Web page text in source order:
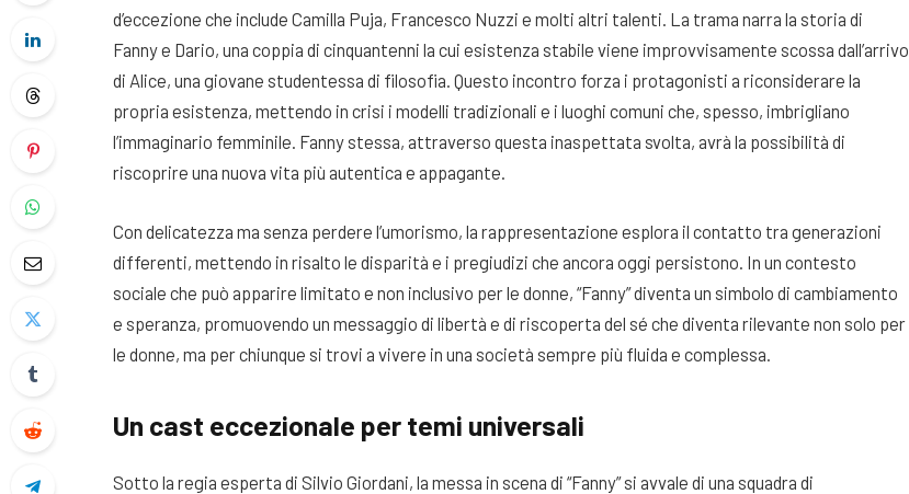
d’eccezione che include Camilla Puja, Francesco Nuzzi e molti altri talenti. La trama narra la storia di
Fanny e Dario, una coppia di cinquantenni la cui esistenza stabile viene improvvisamente scossa dall’arrivo
di Alice, una giovane studentessa di filosofia. Questo incontro forza i protagonisti a riconsiderare la
propria esistenza, mettendo in crisi i modelli tradizionali e i luoghi comuni che, spesso, imbrigliano
l’immaginario femminile. Fanny stessa, attraverso questa inaspettata svolta, avrà la possibilità di
riscoprire una nuova vita più autentica e appagante.
Con delicatezza ma senza perdere l’umorismo, la rappresentazione esplora il contatto tra generazioni
differenti, mettendo in risalto le disparità e i pregiudizi che ancora oggi persistono. In un contesto
sociale che può apparire limitato e non inclusivo per le donne, “Fanny” diventa un simbolo di cambiamento
e speranza, promuovendo un messaggio di libertà e di riscoperta del sé che diventa rilevante non solo per
le donne, ma per chiunque si trovi a vivere in una società sempre più fluida e complessa.
Un cast eccezionale per temi universali
Sotto la regia esperta di Silvio Giordani, la messa in scena di “Fanny” si avvale di una squadra di